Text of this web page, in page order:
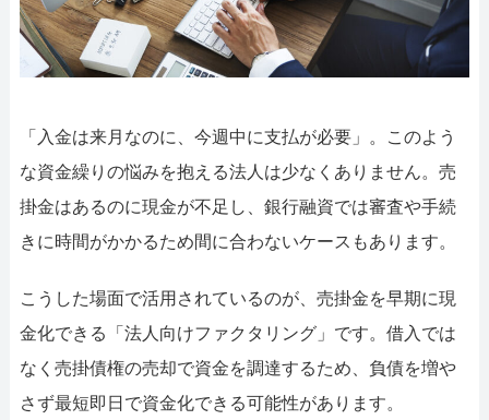
ファクタリングで即日資金調達するための方法
「入金は来月なのに、今週中に支払が必要」。このよう
な資金繰りの悩みを抱える法人は少なくありません。売
掛金はあるのに現金が不足し、銀行融資では審査や手続
きに時間がかかるため間に合わないケースもあります。
こうした場面で活用されているのが、売掛金を早期に現
金化できる「法人向けファクタリング」です。借入では
なく売掛債権の売却で資金を調達するため、負債を増や
さず最短即日で資金化できる可能性があります。